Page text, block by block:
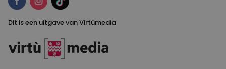
Dit is een uitgave van Virtùmedia